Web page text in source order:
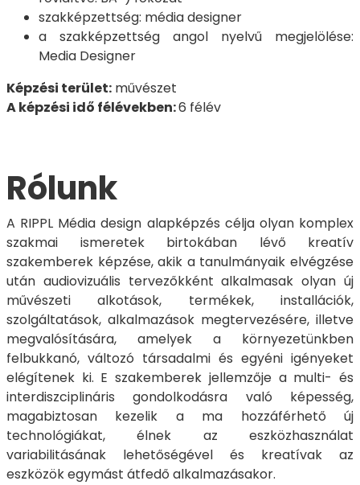
szakképzettség: média designer
a szakképzettség angol nyelvű megjelölése:
Media Designer
Képzési terület: művészet
A képzési idő félévekben:6 félév
Rólunk
A RIPPL Média design alapképzés célja olyan komplex
szakmai ismeretek birtokában lévő kreatív
szakemberek képzése, akik a tanulmányaik elvégzése
után audiovizuális tervezőkként alkalmasak olyan új
művészeti alkotások, termékek, installációk,
szolgáltatások, alkalmazások megtervezésére, illetve
megvalósítására, amelyek a környezetünkben
felbukkanó, változó társadalmi és egyéni igényeket
elégítenek ki. E szakemberek jellemzője a multi- és
interdiszciplináris gondolkodásra való képesség,
magabiztosan kezelik a ma hozzáférhető új
technológiákat, élnek az eszközhasználat
variabilitásának lehetőségével és kreatívak az
eszközök egymást átfedő alkalmazásakor.